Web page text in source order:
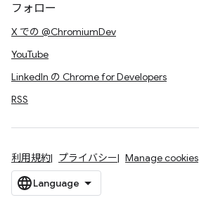
フォロー
X での @ChromiumDev
YouTube
LinkedIn の Chrome for Developers
RSS
利用規約 プライバシー Manage cookies